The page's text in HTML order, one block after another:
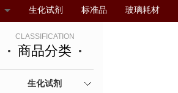
生化试剂 标准品 玻璃耗材
CLASSIFICATION
商品分类
生化试剂